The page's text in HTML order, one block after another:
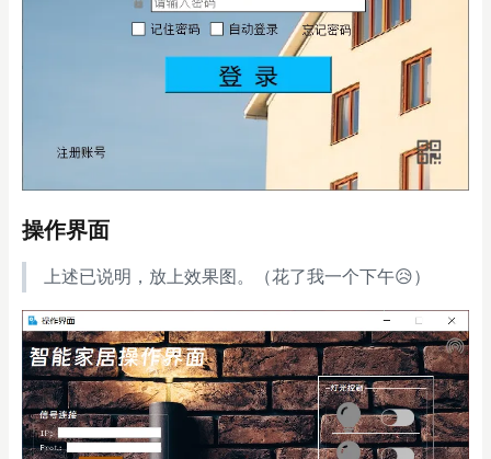
操作界面
上述已说明，放上效果图。（花了我一个下午😥）